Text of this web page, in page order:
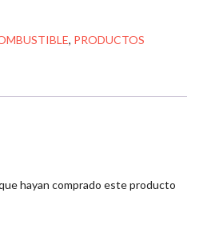
, PRODUCTOS
hayan comprado este producto